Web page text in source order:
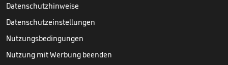
Datenschutzhinweise
Datenschutzeinstellungen
Nutzungsbedingungen
Nutzung mit Werbung beenden